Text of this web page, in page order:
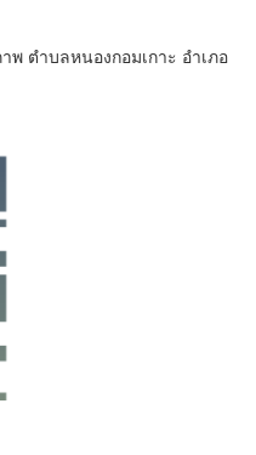
ตำบลหนองกอมเกาะ อำเภอ